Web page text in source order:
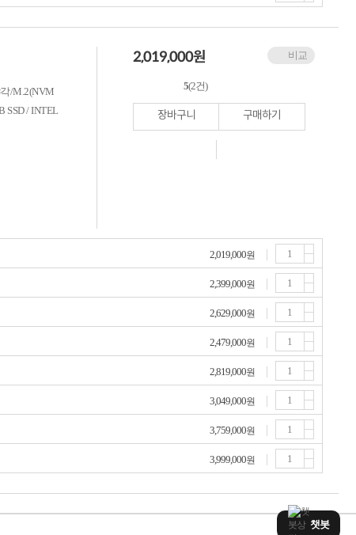
챗봇
/M.2(NVM
SSD / INTEL
비교
2,019,000원
5(2건)
장바구니 구매하기
2,019,000원
2,399,000원
2,629,000원
2,479,000원
2,819,000원
3,049,000원
3,759,000원
3,999,000원